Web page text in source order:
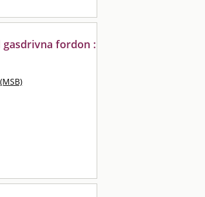
gasdrivna fordon :